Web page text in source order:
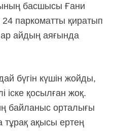
басшысы Ғани
паркоматты қиратып
айдың аяғында
бүгін күшін жойды,
іске қосылған жоқ.
байланыс орталығы
тұрақ ақысы ертең